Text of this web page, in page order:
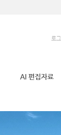
로
AI 편집자료